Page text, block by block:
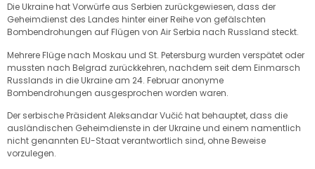
Die Ukraine hat Vorwürfe aus Serbien zurückgewiesen, dass der
Geheimdienst des Landes hinter einer Reihe von gefälschten
Bombendrohungen auf Flügen von Air Serbia nach Russland steckt.
Mehrere Flüge nach Moskau und St. Petersburg wurden verspätet oder
mussten nach Belgrad zurückkehren, nachdem seit dem Einmarsch
Russlands in die Ukraine am 24. Februar anonyme
Bombendrohungen ausgesprochen worden waren.
Der serbische Präsident Aleksandar Vučić hat behauptet, dass die
ausländischen Geheimdienste in der Ukraine und einem namentlich
nicht genannten EU-Staat verantwortlich sind, ohne Beweise
vorzulegen.